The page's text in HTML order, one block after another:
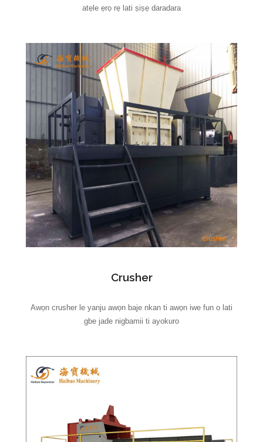
atẹle ẹrọ rẹ lati ṣiṣẹ daradara
Crusher
Awọn crusher le yanju awọn baje nkan ti awọn iwe fun o lati
gbe jade nigbamii ti ayokuro